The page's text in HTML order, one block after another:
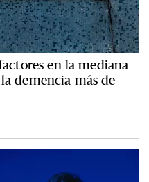
en la mediana
demencia más de